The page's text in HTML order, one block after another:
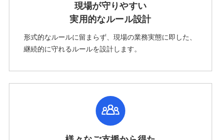
現場が守りやすい
実用的なルール設計
形式的なルールに留まらず、現場の業務実態に即した、
継続的に守れるルールを設計します。